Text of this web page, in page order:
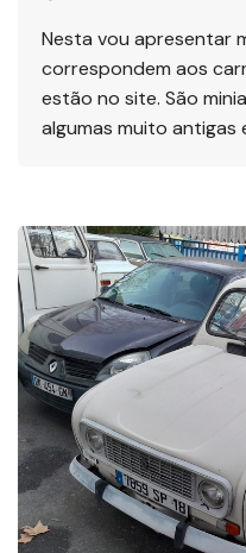
Nesta vou apresentar
correspondem aos
estão no site. São
algumas muito antigas